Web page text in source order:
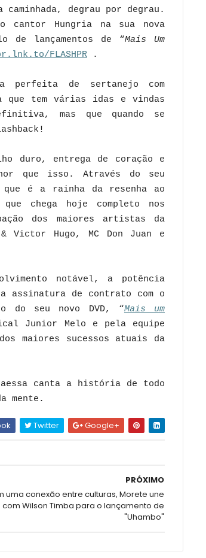
degrau por degrau.
Hungria na sua nova
de lançamentos de “Mais Um
FLASHPR .
perfeita de sertanejo com
que tem várias idas e vindas
mas que quando se
duro, entrega de coração e
que isso. Através do seu
que é a rainha da resenha ao
chega hoje completo nos
dos maiores artistas da
Victor Hugo, MC Don Juan e
notável, a potência
assinatura de contrato com o
do seu novo DVD, “Mais um
Junior Melo e pela equipe
maiores sucessos atuais da
canta a história de todo
mente.
Twitter Google+
PRÓXIMO
uma conexão entre culturas, Morete une
Wilson Timba para o lançamento de
"Uhambo"